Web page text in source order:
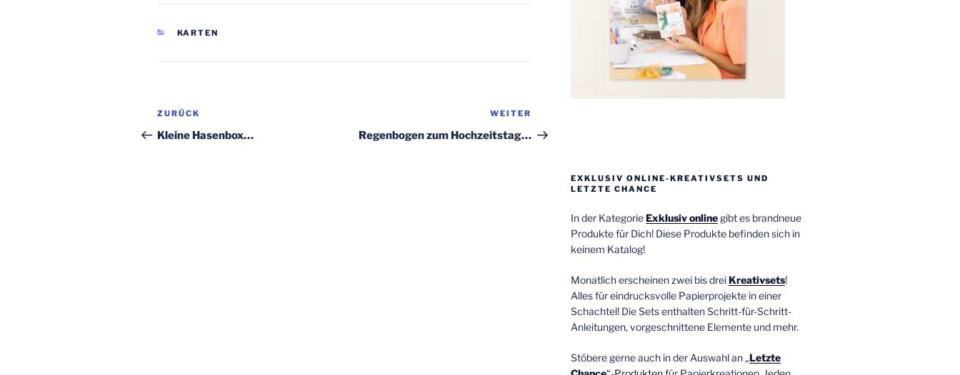
KATEGORIEN
KARTEN
Beitragsnavigation
Vorheriger
Beitrag
ZURÜCK
Kleine Hasenbox…
Beitrag
WEITER
Regenbogen zum Hochzeitstag…
EXKLUSIV ONLINE-KREATIVSETS UND
LETZTE CHANCE
In der KategorieExklusiv onlinegibt es brandneue
Produkte für Dich! Diese Produkte befinden sich in
keinem Katalog!
Monatlich erscheinen zwei bis drei Kreativsets!
Alles für eindrucksvolle Papierprojekte in einer
Schachtel! Die Sets enthalten Schritt-für-Schritt-
Anleitungen, vorgeschnittene Elemente und mehr.
Stöbere gerne auch in der Auswahl an „Letzte